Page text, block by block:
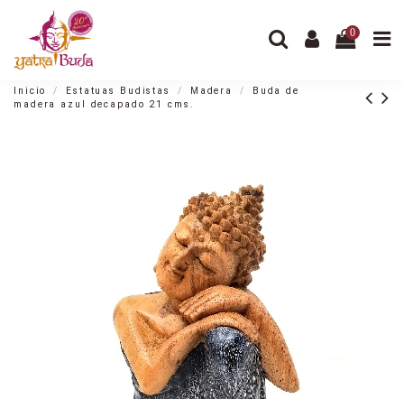
0
Inicio Estatuas Budistas Madera
Buda de
madera azul decapado 21 cms.